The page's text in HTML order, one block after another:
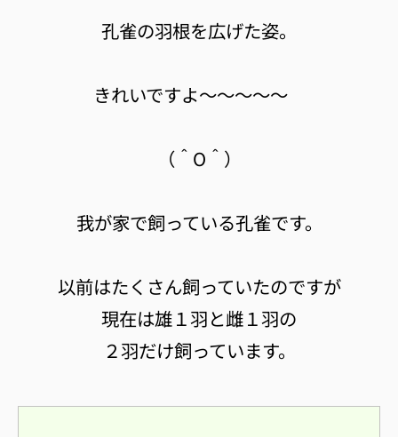
孔雀の羽根を広げた姿。
きれいですよ〜〜〜〜〜
（＾O＾）
我が家で飼っている孔雀です。
以前はたくさん飼っていたのですが
現在は雄１羽と雌１羽の
２羽だけ飼っています。